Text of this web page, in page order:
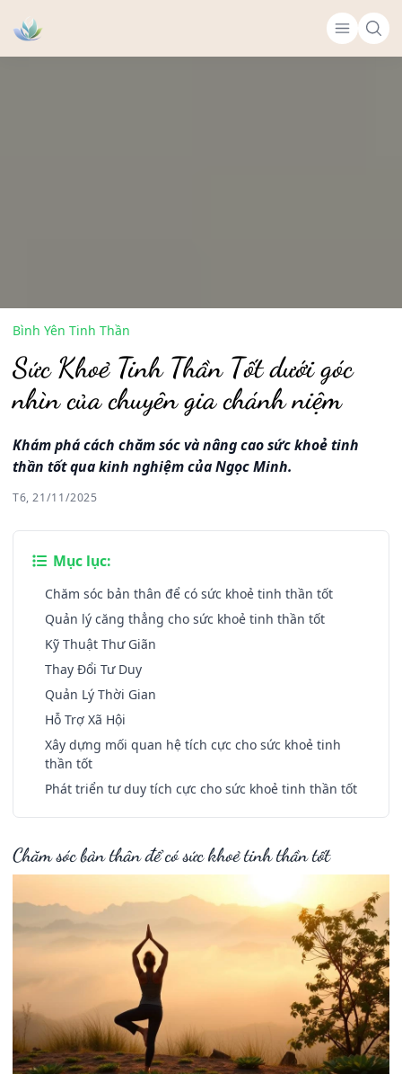
Bình Yên Tinh Thần
Sức Khoẻ Tinh Thần Tốt dưới góc
nhìn của chuyên gia chánh niệm
Khám phá cách chăm sóc và nâng cao sức khoẻ tinh
thần tốt qua kinh nghiệm của Ngọc Minh.
T6, 21/11/2025
Mục lục:
Chăm sóc bản thân để có sức khoẻ tinh thần tốt
Quản lý căng thẳng cho sức khoẻ tinh thần tốt
Kỹ Thuật Thư Giãn
Thay Đổi Tư Duy
Quản Lý Thời Gian
Hỗ Trợ Xã Hội
Xây dựng mối quan hệ tích cực cho sức khoẻ tinh
thần tốt
Phát triển tư duy tích cực cho sức khoẻ tinh thần tốt
Chăm sóc bản thân để có sức khoẻ tinh thần tốt